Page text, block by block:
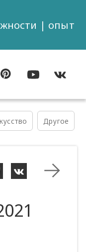
| опыт
Другое